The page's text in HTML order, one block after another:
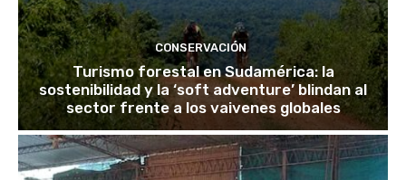
CONSERVACIÓN
Turismo forestal en Sudamérica: la
sostenibilidad y la ‘soft adventure’ blindan al
sector frente a los vaivenes globales